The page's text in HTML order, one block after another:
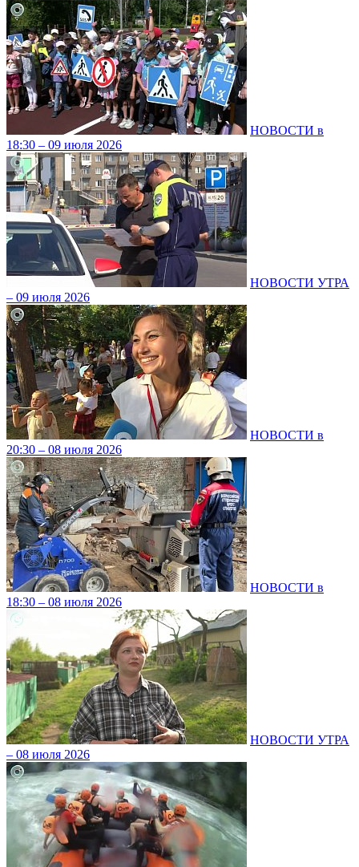
НОВОСТИ в
18:30 – 09 июля 2026
НОВОСТИ УТРА
– 09 июля 2026
НОВОСТИ в
20:30 – 08 июля 2026
НОВОСТИ в
18:30 – 08 июля 2026
НОВОСТИ УТРА
– 08 июля 2026